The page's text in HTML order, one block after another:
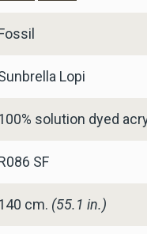
Lopi
solution dyed
SF
cm. (55.1 in.)